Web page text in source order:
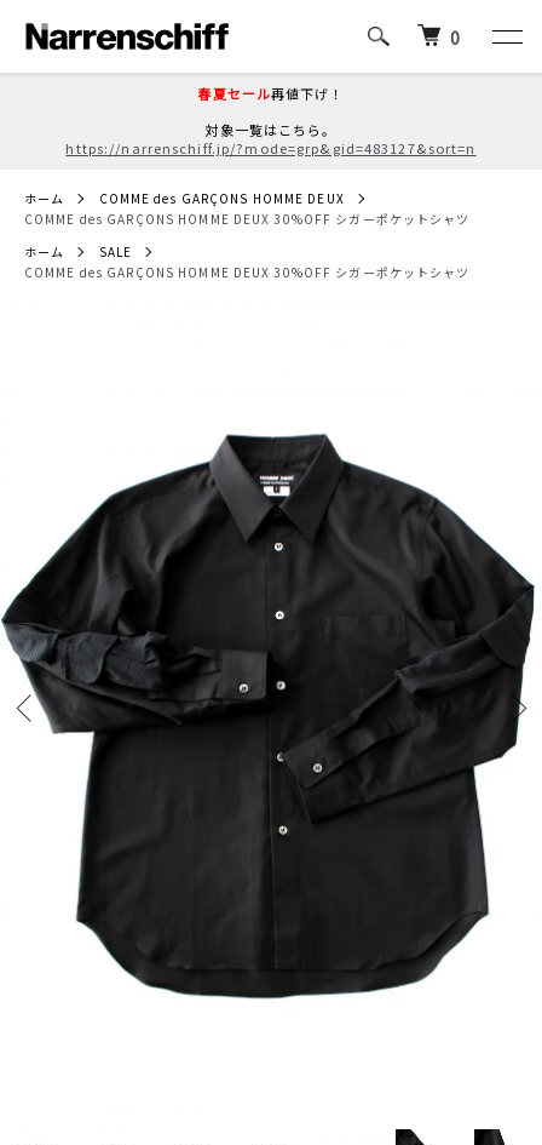
春夏セール再値下げ！
対象一覧はこちら。
https://narrenschiff.jp/?mode=grp&gid=483127&sort=n
0
ホーム
COMME des GARÇONS HOMME DEUX
COMME des GARÇONS HOMME DEUX 30%OFF シガーポケットシャツ
ホーム
SALE
COMME des GARÇONS HOMME DEUX 30%OFF シガーポケットシャツ